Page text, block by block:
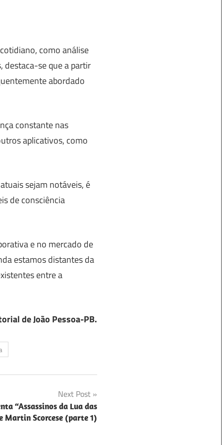
como análise
destaca-se que a partir
abordado
constante nas
aplicativos, como
sejam notáveis, é
de consciência
e no mercado de
estamos distantes da
entre a
de João Pessoa-PB.
Next Post
“Assassinos da Lua das
Martin Scorcese (parte 1)